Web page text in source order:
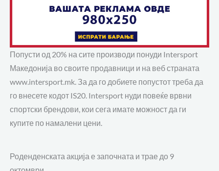
Попусти од 20% на сите производи понуди Intersport
Македонија во своите продавници и на веб страната
www.intersport.mk. За да го добиете попустот треба да
го внесете кодот IS20. Intersport нуди повеќе врвни
спортски брендови, кои сега имате можност да ги
купите по намалени цени.
Роденденската акција е започната и трае до 9